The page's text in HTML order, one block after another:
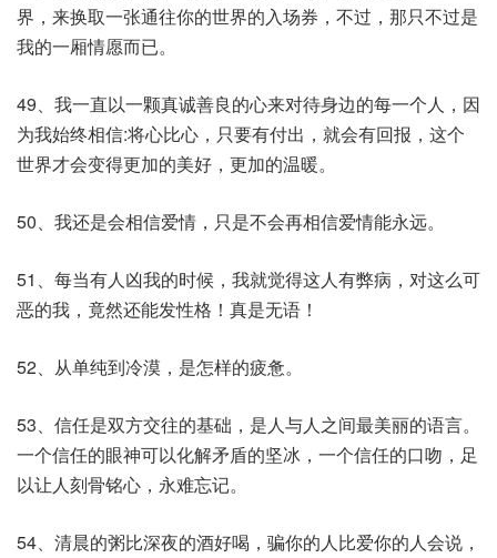
界，来换取一张通往你的世界的入场券，不过，那只不过是
我的一厢情愿而已。
49、我一直以一颗真诚善良的心来对待身边的每一个人，因
为我始终相信:将心比心，只要有付出，就会有回报，这个
世界才会变得更加的美好，更加的温暖。
50、我还是会相信爱情，只是不会再相信爱情能永远。
51、每当有人凶我的时候，我就觉得这人有弊病，对这么可
恶的我，竟然还能发性格！真是无语！
52、从单纯到冷漠，是怎样的疲惫。
53、信任是双方交往的基础，是人与人之间最美丽的语言。
一个信任的眼神可以化解矛盾的坚冰，一个信任的口吻，足
以让人刻骨铭心，永难忘记。
54、清晨的粥比深夜的酒好喝，骗你的人比爱你的人会说，